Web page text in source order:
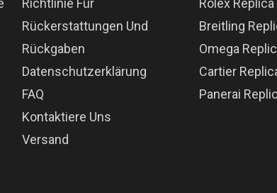
Richtlinie Für
Rückerstattungen Und
Rückgaben
Datenschutzerklärung
FAQ
Kontaktiere Uns
Versand
Rolex Replica
Breitling
Omega
Cartier
Panerai